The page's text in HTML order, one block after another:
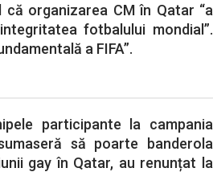
că organizarea CM în Qatar “a
fotbalului mondial”.
a FIFA”.
participante la campania
să poarte banderola
gay în Qatar, au renunțat la